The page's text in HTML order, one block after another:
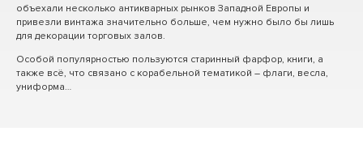
объехали несколько антикварных рынков Западной Европы и
привезли винтажа значительно больше, чем нужно было бы лишь
для декорации торговых залов.
Особой популярностью пользуются старинный фарфор, книги, а
также всё, что связано с корабельной тематикой – флаги, весла,
униформа…